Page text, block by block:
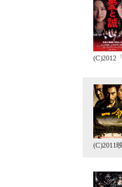
(C)2012
(C)2011